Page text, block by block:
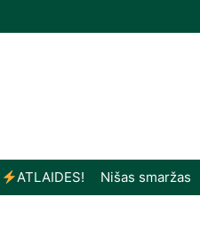
ATLAIDES! Nišas smaržas